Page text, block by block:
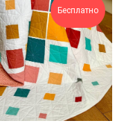
Бесплатно